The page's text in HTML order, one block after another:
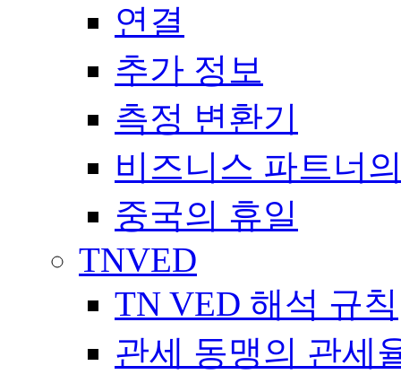
연결
추가 정보
측정 변환기
비즈니스 파트너
중국의 휴일
TNVED
TN VED 해석 규칙
관세 동맹의 관세